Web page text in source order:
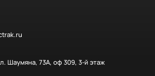
Шаумяна, 73А, оф 309, 3-й этаж